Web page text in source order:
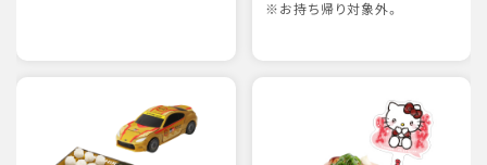
※お持ち帰り対象外。